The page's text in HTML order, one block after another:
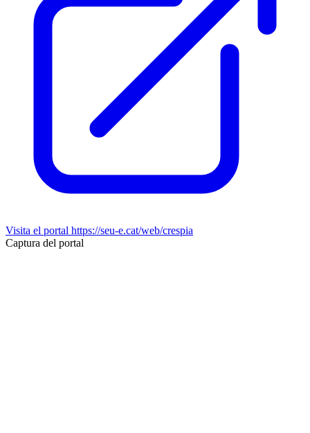
Visita el portal https://seu-e.cat/web/crespia
Captura del portal